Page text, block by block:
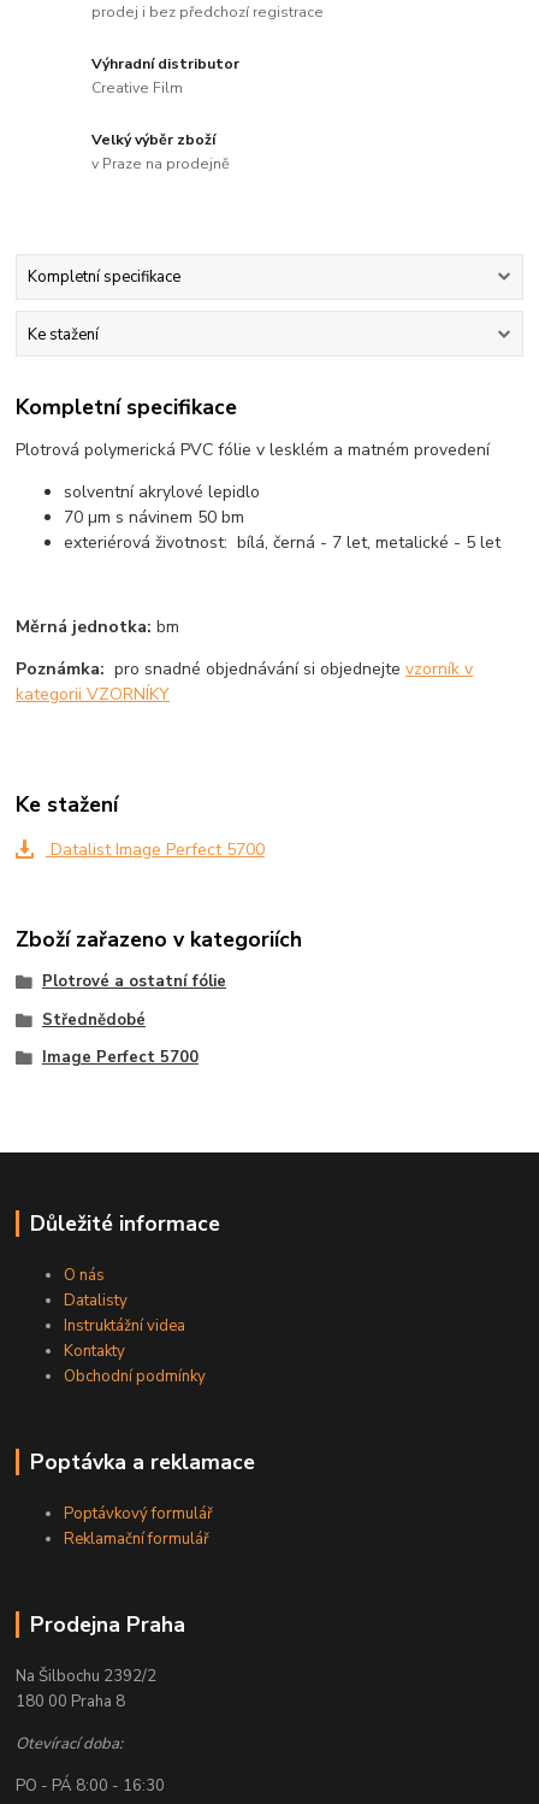
prodej i bez předchozí registrace
Výhradní distributor
Creative Film
Velký výběr zboží
v Praze na prodejně
Kompletní specifikace
Ke stažení
Kompletní specifikace
Plotrová polymerická PVC fólie v lesklém a matném provedení
solventní akrylové lepidlo
70 µm s návinem 50 bm
exteriérová životnost: bílá, černá - 7 let, metalické - 5 let
Měrná jednotka: bm
Poznámka: pro snadné objednávání si objednejtevzorník v
kategorii VZORNÍKY
Ke stažení
Datalist Image Perfect 5700
Zboží zařazeno v kategoriích
Plotrové a ostatní fólie
Střednědobé
Image Perfect 5700
Důležité informace
O nás
Datalisty
Instruktážní videa
Kontakty
Obchodní podmínky
Poptávka a reklamace
Poptávkový formulář
Reklamační formulář
Prodejna Praha
Na Šilbochu 2392/2
180 00 Praha 8
Otevírací doba:
PO - PÁ 8:00 - 16:30